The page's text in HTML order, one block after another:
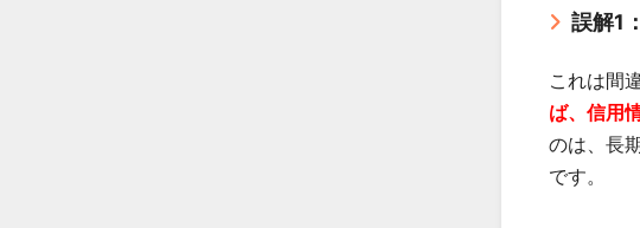
誤解1
これは間
ば、信用
のは、長
です。